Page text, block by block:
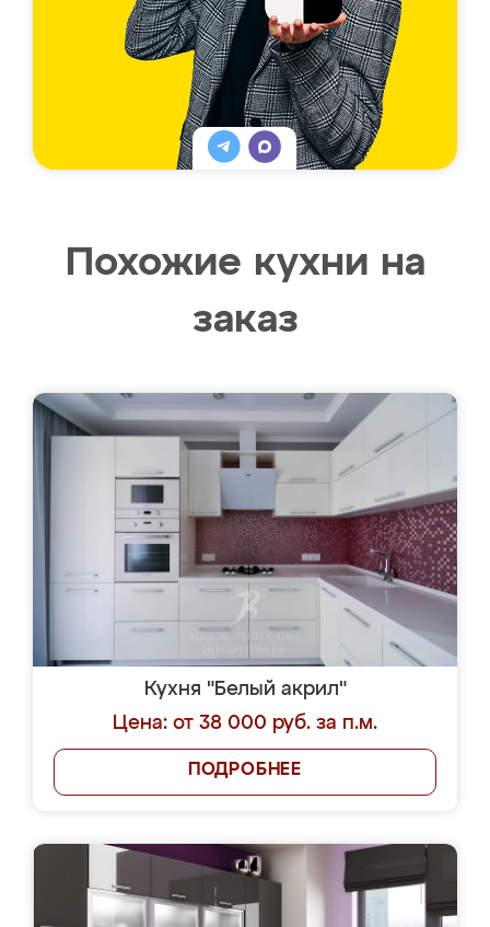
Похожие кухни на
заказ
Кухня "Белый акрил"
Цена: от 38 000 руб. за п.м.
ПОДРОБНЕЕ